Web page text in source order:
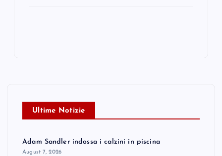
Ultime Notizie
Adam Sandler indossa i calzini in piscina
August 7, 2026